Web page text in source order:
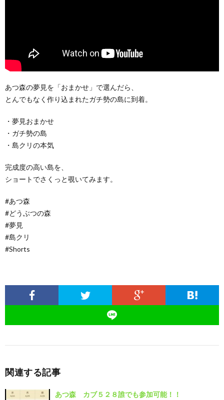
あつ森の夢見を「おまかせ」で選んだら、
とんでもなく作り込まれたガチ勢の島に到着。
・夢見おまかせ
・ガチ勢の島
・島クリの本気
完成度の高い島を、
ショートでさくっと覗いてみます。
#あつ森
#どうぶつの森
#夢見
#島クリ
#Shorts
関連する記事
あつ森 カブ５２８誰でも参加可能！！